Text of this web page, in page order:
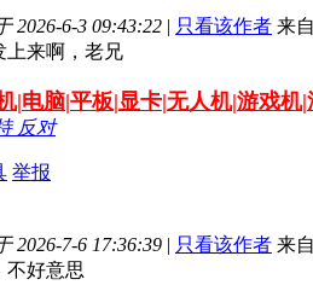
2026-6-3 09:43:22 | 只看该作者 来
上来啊，老兄
|电脑|平板|显卡|无人机|游戏机
反对
举报
2026-7-6 17:36:39 | 只看该作者 来
不好意思